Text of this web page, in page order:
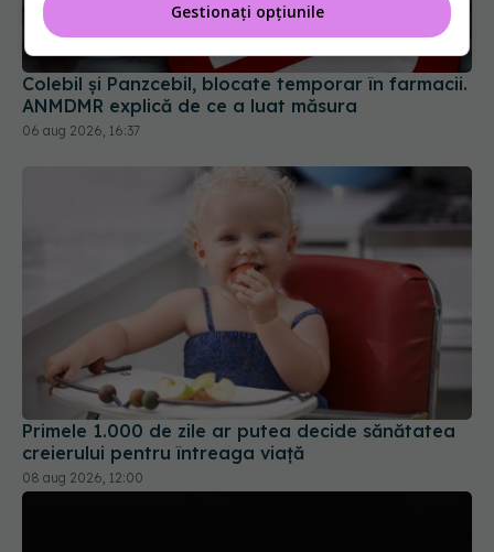
Colebil și Panzcebil, blocate temporar în farmacii.
ANMDMR explică de ce a luat măsura
06 aug 2026, 16:37
Primele 1.000 de zile ar putea decide sănătatea
creierului pentru întreaga viață
08 aug 2026, 12:00
Gestionați opțiunile